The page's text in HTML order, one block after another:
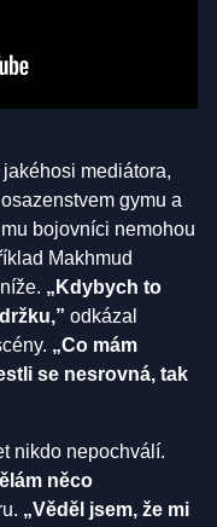
mediátora,
gymu a
bojovníci nemohou
Makhmud
„Kdybych to
odkázal
„Co mám
se nesrovná, tak
nikdo nepochválí.
něco
„Věděl jsem, že mi